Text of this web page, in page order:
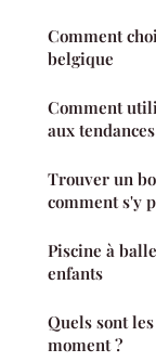
Comment
belgique
Comment
aux
Trouver un
comment s'y
Piscine à
enfants
Quels sont
moment ?